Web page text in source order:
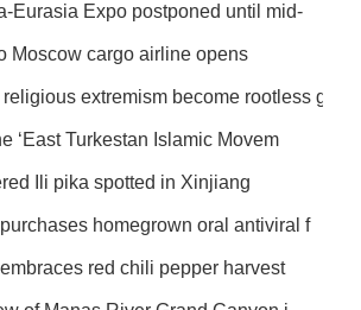
Eurasia Expo postponed until mid-
Moscow cargo airline opens
extremism become rootless g
‘East Turkestan Islamic Movem
Ili pika spotted in Xinjiang
homegrown oral antiviral f
red chili pepper harvest